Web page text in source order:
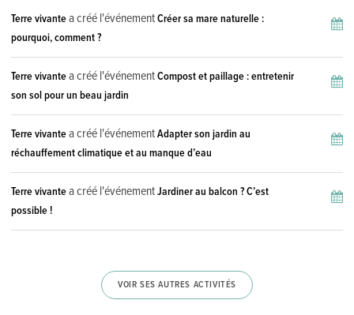
Terre vivantea créé l'événementCréer sa mare naturelle :
pourquoi, comment ?
Terre vivantea créé l'événementCompost et paillage : entretenir
son sol pour un beau jardin
Terre vivantea créé l'événementAdapter son jardin au
réchauffement climatique et au manque d’eau
Terre vivantea créé l'événementJardiner au balcon ? C’est
possible !
VOIR SES AUTRES ACTIVITÉS